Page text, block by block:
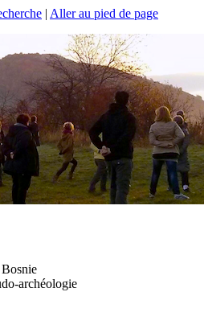
| Aller au pied de page
archéologie